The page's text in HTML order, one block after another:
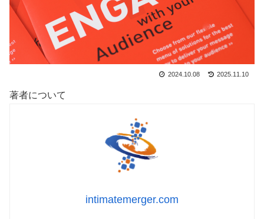
2024.10.08 2025.11.10
著者について
intimatemerger.com